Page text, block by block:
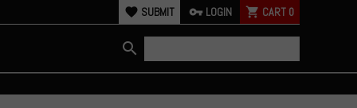
favorite SUBMIT vpn_key LOGIN shopping_cart CART 0
search